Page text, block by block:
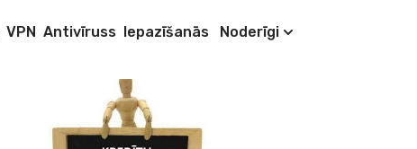
VPN Antivīruss Iepazīšanās Noderīgi